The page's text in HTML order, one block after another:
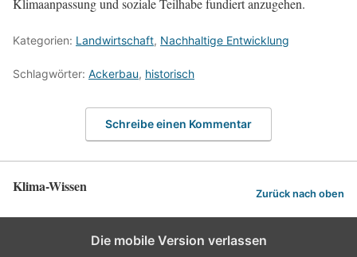
Klimaanpassung und soziale Teilhabe fundiert anzugehen.
Kategorien: Landwirtschaft, Nachhaltige Entwicklung
Schlagwörter: Ackerbau, historisch
Schreibe einen Kommentar
Klima-Wissen Zurück nach oben
Die mobile Version verlassen